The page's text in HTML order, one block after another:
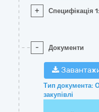
+ Специфікація
- Документи
Тип документа:
закупівлі